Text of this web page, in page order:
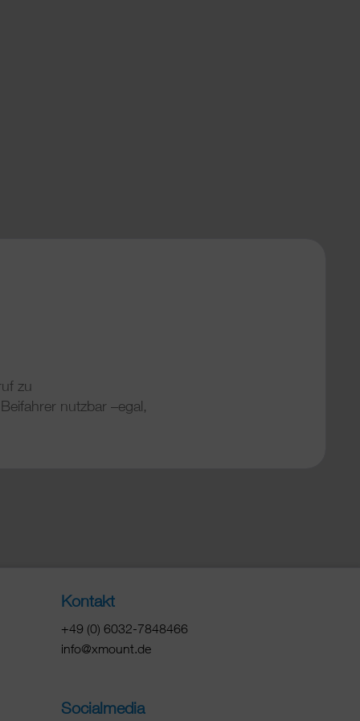
zu
nutzbar –egal,
Kontakt
+49 (0) 6032-7848466
info@xmount.de
Socialmedia